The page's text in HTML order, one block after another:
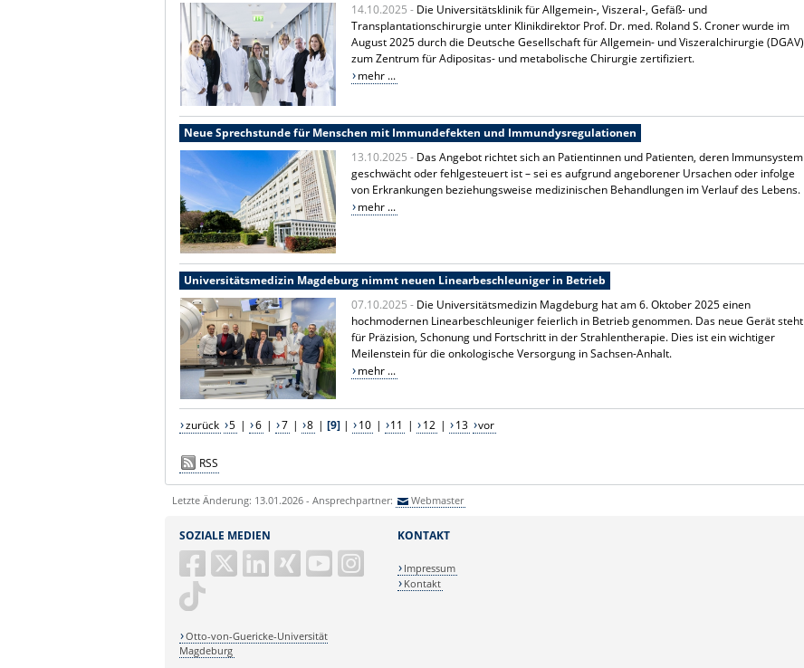
14.10.2025 - Die Universitätsklinik für Allgemein-, Viszeral-, Gefäß- und
Transplantationschirurgie unter Klinikdirektor Prof. Dr. med. Roland S. Croner wurde im
August 2025 durch die Deutsche Gesellschaft für Allgemein- und Viszeralchirurgie (DGAV)
zum Zentrum für Adipositas- und metabolische Chirurgie zertifiziert.
mehr ...
Neue Sprechstunde für Menschen mit Immundefekten und Immundysregulationen
13.10.2025 - Das Angebot richtet sich an Patientinnen und Patienten, deren Immunsystem
geschwächt oder fehlgesteuert ist – sei es aufgrund angeborener Ursachen oder infolge
von Erkrankungen beziehungsweise medizinischen Behandlungen im Verlauf des Lebens.
mehr ...
Universitätsmedizin Magdeburg nimmt neuen Linearbeschleuniger in Betrieb
07.10.2025 - Die Universitätsmedizin Magdeburg hat am 6. Oktober 2025 einen
hochmodernen Linearbeschleuniger feierlich in Betrieb genommen. Das neue Gerät steht
für Präzision, Schonung und Fortschritt in der Strahlentherapie. Dies ist ein wichtiger
Meilenstein für die onkologische Versorgung in Sachsen-Anhalt.
mehr ...
zurück 5 | 6 | 7 | 8 |[9] | 10 | 11 | 12 | 13 vor
RSS
Letzte Änderung: 13.01.2026 - Ansprechpartner: Webmaster
SOZIALE MEDIEN
Otto-von-Guericke-Universität
Magdeburg
KONTAKT
Impressum
Kontakt